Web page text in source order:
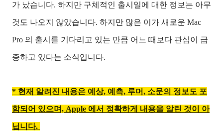
가 났습니다. 하지만 구체적인 출시일에 대한 정보는 아무
것도 나오지 않았습니다. 하지만 많은 이가 새로운 Mac
Pro 의 출시를 기다리고 있는 만큼 어느 때보다 관심이 급
증하고 있다는 소식입니다.
* 현재 알려진 내용은 예상, 예측, 루머, 소문의 정보도 포
함되어 있으며, Apple 에서 정확하게 내용을 알린 것이 아
닙니다.